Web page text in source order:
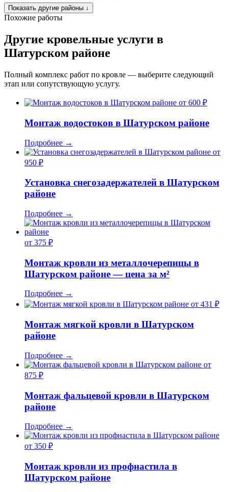
Показать другие районы ↓
Похожие работы
Другие кровельные услуги в
Шатурском районе
Полный комплекс работ по кровле — выберите следующий
этап или сопутствующую услугу.
от 600 ₽
Монтаж водостоков в Шатурском районе
Подробнее →
от
950 ₽
Установка снегозадержателей в Шатурском
районе
Подробнее →
от 375 ₽
Монтаж кровли из металлочерепицы в
Шатурском районе — цена за м²
Подробнее →
от 431 ₽
Монтаж мягкой кровли в Шатурском
районе
Подробнее →
от
875 ₽
Монтаж фальцевой кровли в Шатурском
районе
Подробнее →
от 350 ₽
Монтаж кровли из профнастила в
Шатурском районе